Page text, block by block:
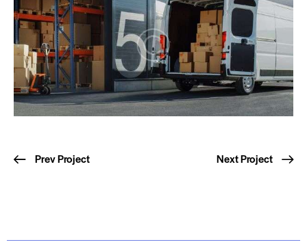
Prev Project Next Project